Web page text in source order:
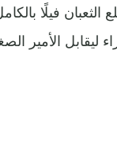
الثعبان فيلًا
ليقابل الأمير